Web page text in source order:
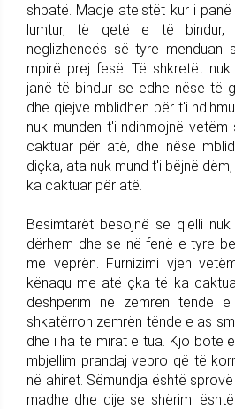
shpatë. Madje ateistët kur i
lumtur, të qetë e të bindur,
neglizhencës së tyre menduan
mpirë prej fesë. Të shkretët
janë të bindur se edhe nëse të
dhe qiejve mblidhen për t'i
nuk munden t'i ndihmojnë
caktuar për atë, dhe nëse
diçka, ata nuk mund t'i bëjnë
ka caktuar për atë.
Besimtarët besojnë se qielli
dërhem dhe se në fenë e tyre
me veprën. Furnizimi vjen
kënaqu me atë çka të ka
dëshpërim në zemrën tënde
shkatërron zemrën tënde e as
dhe i ha të mirat e tua. Kjo botë
mbjellim prandaj vepro që të
në ahiret. Sëmundja është
madhe dhe dije se shërimi